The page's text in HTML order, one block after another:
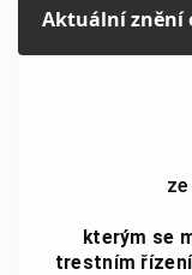
Aktuální znění
kterým se
trestním